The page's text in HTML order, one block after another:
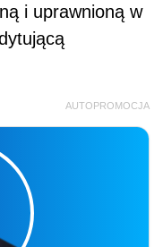
i uprawnioną w
AUTOPROMOCJA